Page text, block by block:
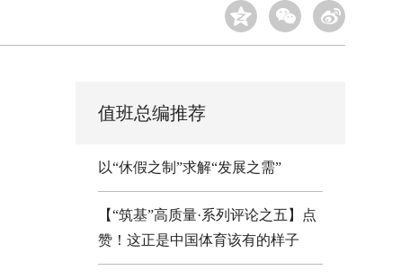
值班总编推荐
以“休假之制”求解“发展之需”
【“筑基”高质量·系列评论之五】点
赞！这正是中国体育该有的样子